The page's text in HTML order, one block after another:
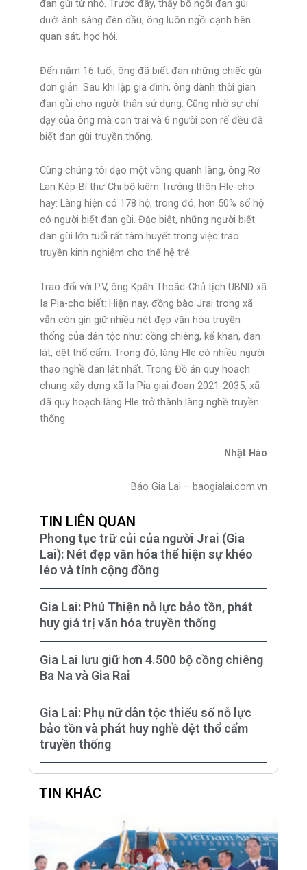
đan gùi từ nhỏ. Trước đây, thấy bố ngồi đan gùi
dưới ánh sáng đèn dầu, ông luôn ngồi cạnh bên
quan sát, học hỏi.
Đến năm 16 tuổi, ông đã biết đan những chiếc gùi
đơn giản. Sau khi lập gia đình, ông dành thời gian
đan gùi cho người thân sử dụng. Cũng nhờ sự chỉ
dạy của ông mà con trai và 6 người con rể đều đã
biết đan gùi truyền thống.
Cùng chúng tôi dạo một vòng quanh làng, ông Rơ
Lan Kép-Bí thư Chi bộ kiêm Trưởng thôn Hle-cho
hay: Làng hiện có 178 hộ, trong đó, hơn 50% số hộ
có người biết đan gùi. Đặc biệt, những người biết
đan gùi lớn tuổi rất tâm huyết trong việc trao
truyền kinh nghiệm cho thế hệ trẻ.
Trao đổi với P.V, ông Kpăh Thoắc-Chủ tịch UBND xã
Ia Pia-cho biết: Hiện nay, đồng bào Jrai trong xã
vẫn còn gìn giữ nhiều nét đẹp văn hóa truyền
thống của dân tộc như: cồng chiêng, kể khan, đan
lát, dệt thổ cẩm. Trong đó, làng Hle có nhiều người
thạo nghề đan lát nhất. Trong Đồ án quy hoạch
chung xây dựng xã Ia Pia giai đoạn 2021-2035, xã
đã quy hoạch làng Hle trở thành làng nghề truyền
thống.
Nhật Hào
Báo Gia Lai – baogialai.com.vn
TIN LIÊN QUAN
Phong tục trữ củi của người Jrai (Gia
Lai): Nét đẹp văn hóa thể hiện sự khéo
léo và tính cộng đồng
Gia Lai: Phú Thiện nỗ lực bảo tồn, phát
huy giá trị văn hóa truyền thống
Gia Lai lưu giữ hơn 4.500 bộ cồng chiêng
Ba Na và Gia Rai
Gia Lai: Phụ nữ dân tộc thiểu số nỗ lực
bảo tồn và phát huy nghề dệt thổ cẩm
truyền thống
TIN KHÁC